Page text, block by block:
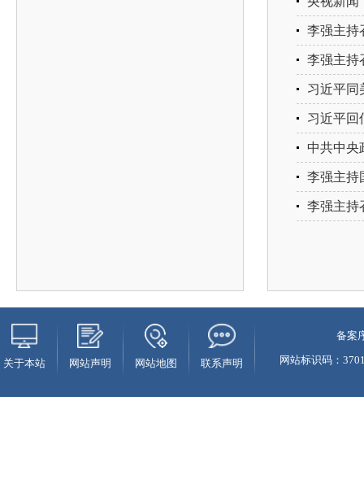
李强主持
李强主持
习近平同
习近平回
中共中央
李强主持
李强主持
关于本站 网站声明 网站地图 联系声明
备案
网站标识码：